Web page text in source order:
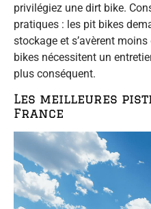
privilégiez une dirt bike.
pratiques : les pit bikes
stockage et s’avèrent
bikes nécessitent un
plus conséquent.
Les meilleures
France